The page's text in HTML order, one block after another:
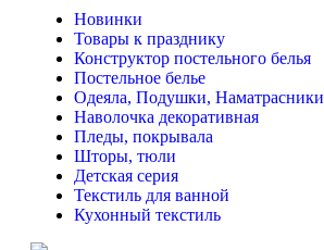
Новинки
Товары к празднику
Конструктор постельного белья
Постельное белье
Одеяла, Подушки, Наматрасники
Наволочка декоративная
Пледы, покрывала
Шторы, тюли
Детская серия
Текстиль для ванной
Кухонный текстиль